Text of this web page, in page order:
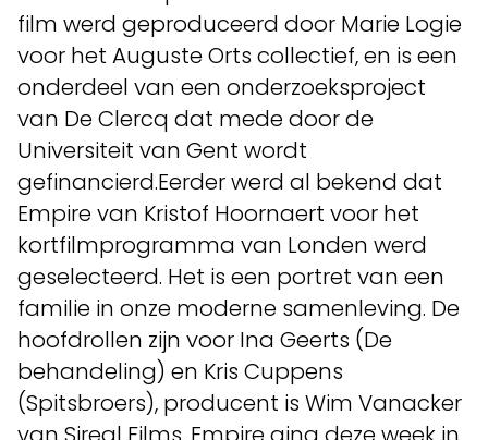
film werd geproduceerd door Marie Logie
voor het Auguste Orts collectief, en is een
onderdeel van een onderzoeksproject
van De Clercq dat mede door de
Universiteit van Gent wordt
gefinancierd.Eerder werd al bekend dat
Empire van Kristof Hoornaert voor het
kortfilmprogramma van Londen werd
geselecteerd. Het is een portret van een
familie in onze moderne samenleving. De
hoofdrollen zijn voor Ina Geerts (De
behandeling) en Kris Cuppens
(Spitsbroers), producent is Wim Vanacker